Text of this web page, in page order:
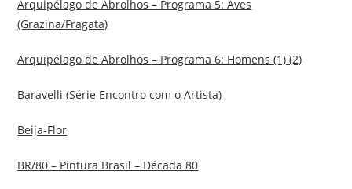
Arquipélago de Abrolhos – Programa 5: Aves
(Grazina/Fragata)
Arquipélago de Abrolhos – Programa 6: Homens (1) (2)
Baravelli (Série Encontro com o Artista)
Beija-Flor
BR/80 – Pintura Brasil – Década 80